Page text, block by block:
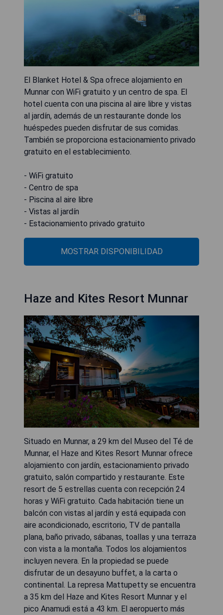
El Blanket Hotel & Spa ofrece alojamiento en
Munnar con WiFi gratuito y un centro de spa. El
hotel cuenta con una piscina al aire libre y vistas
al jardín, además de un restaurante donde los
huéspedes pueden disfrutar de sus comidas.
También se proporciona estacionamiento privado
gratuito en el establecimiento.
- WiFi gratuito
- Centro de spa
- Piscina al aire libre
- Vistas al jardín
- Estacionamiento privado gratuito
MOSTRAR DISPONIBILIDAD
Haze and Kites Resort Munnar
Situado en Munnar, a 29 km del Museo del Té de
Munnar, el Haze and Kites Resort Munnar ofrece
alojamiento con jardín, estacionamiento privado
gratuito, salón compartido y restaurante. Este
resort de 5 estrellas cuenta con recepción 24
horas y WiFi gratuito. Cada habitación tiene un
balcón con vistas al jardín y está equipada con
aire acondicionado, escritorio, TV de pantalla
plana, baño privado, sábanas, toallas y una terraza
con vista a la montaña. Todos los alojamientos
incluyen nevera. En la propiedad se puede
disfrutar de un desayuno buffet, a la carta o
continental. La represa Mattupetty se encuentra
a 35 km del Haze and Kites Resort Munnar y el
pico Anamudi está a 43 km. El aeropuerto más